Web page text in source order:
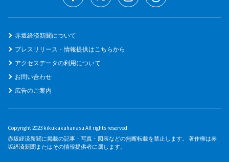
赤坂経済新聞について
プレスリリース・情報提供はこちらから
アクセスデータの利用について
お問い合わせ
広告のご案内
Copyright 2023 kikukakuhanasu All rights reserved.
赤坂経済新聞に掲載の記事・写真・図表などの無断転載を禁止します。 著作権は赤
坂経済新聞またはその情報提供者に属します。